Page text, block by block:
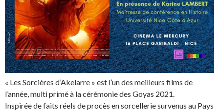
« Les Sorcières d’Akelarre » est l’un des meilleurs films de
l’année, multi primé à la cérémonie des Goyas 2021.
Inspirée de faits réels de procès en sorcellerie survenus au Pays